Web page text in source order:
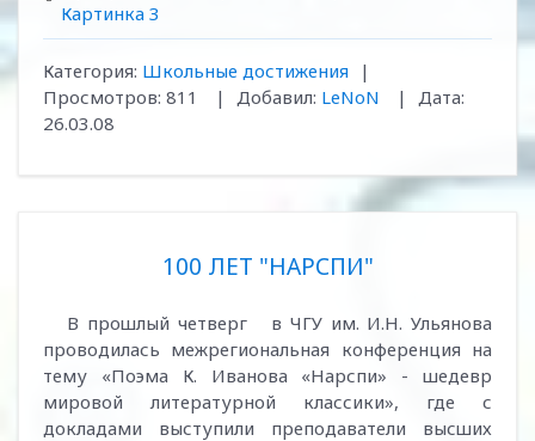
Картинка 3
Категория: Школьные достижения
|
Просмотров: 811 | Добавил: LeNoN |
Дата:
26.03.08
100 ЛЕТ "НАРСПИ"
В прошлый четверг в ЧГУ им. И.Н. Ульянова
проводилась межрегиональная конференция на
тему «Поэма К. Иванова «Нарспи» - шедевр
мировой литературной классики», где с
докладами выступили преподаватели высших